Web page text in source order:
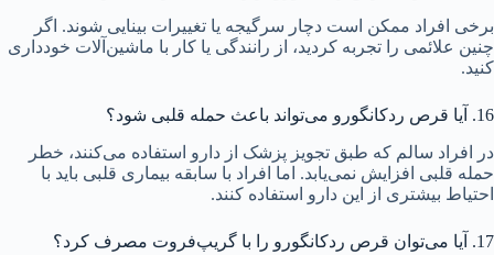
برخی افراد ممکن است دچار سرگیجه یا تغییرات بینایی شوند. اگر
چنین علائمی را تجربه کردید، از رانندگی یا کار با ماشین‌آلات خودداری
کنید.
16. آیا قرص ردکانگورو می‌تواند باعث حمله قلبی شود؟
در افراد سالم که طبق تجویز پزشک از دارو استفاده می‌کنند، خطر
حمله قلبی افزایش نمی‌یابد. اما افراد با سابقه بیماری قلبی باید با
احتیاط بیشتری از این دارو استفاده کنند.
17. آیا می‌توان قرص ردکانگورو را با گریپ‌فروت مصرف کرد؟